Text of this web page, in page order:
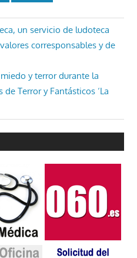
un servicio de ludoteca
corresponsables y de
y terror durante la
Terror y Fantásticos ‘La